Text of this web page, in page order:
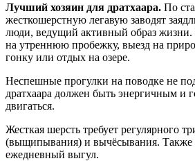
Лучший хозяин для дратхаара. По
жесткошерстную легавую заводят
люди, ведущий активный образ
на утреннюю пробежку, выезд на
гонку или отдых на озере.
Неспешные прогулки на поводке не
дратхаара должен быть энергичным и
двигаться.
Жесткая шерсть требует регулярного
(выщипывания) и вычёсывания. Также
ежедневный выгул.